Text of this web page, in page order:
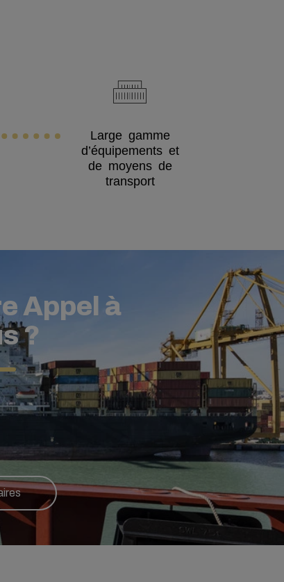
Large gamme
d’équipements et
de moyens de
transport
Appel à
?